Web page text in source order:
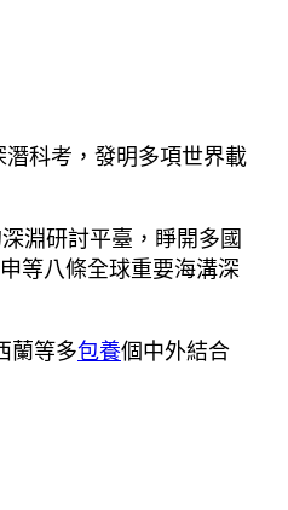
科考，發明多項世界載
淵研討平臺，睜開多國
等八條全球重要海溝深
蘭等多包養個中外結合